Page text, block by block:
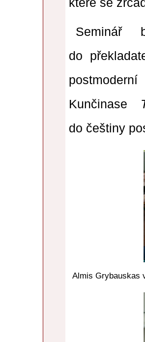
Seminář
do
Kunčinase
do češtiny
Almis Grybauskas